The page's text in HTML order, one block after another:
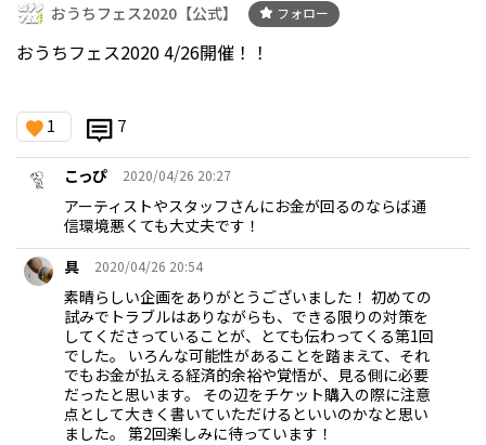
おうちフェス2020【公式】 フォロー
おうちフェス2020 4/26開催！！
1 7
こっぴ 2020/04/26 20:27
アーティストやスタッフさんにお金が回るのならば通
信環境悪くても大丈夫です！
具
2020/04/26 20:54
素晴らしい企画をありがとうございました！ 初めての
試みでトラブルはありながらも、できる限りの対策を
してくださっていることが、とても伝わってくる第1回
でした。 いろんな可能性があることを踏まえて、それ
でもお金が払える経済的余裕や覚悟が、見る側に必要
だったと思います。 その辺をチケット購入の際に注意
点として大きく書いていただけるといいのかなと思い
ました。 第2回楽しみに待っています！